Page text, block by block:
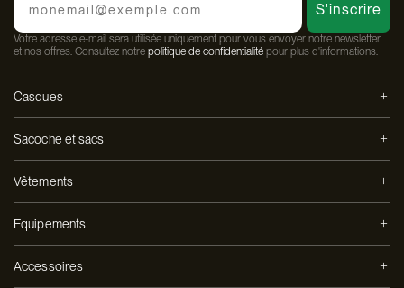
S'inscrire
Votre adresse e-mail sera utilisée uniquement pour vous envoyer notre newsletter
et nos offres. Consultez notre politique de confidentialité pour plus d'informations.
Casques
Sacoche et sacs
Vêtements
Equipements
Accessoires